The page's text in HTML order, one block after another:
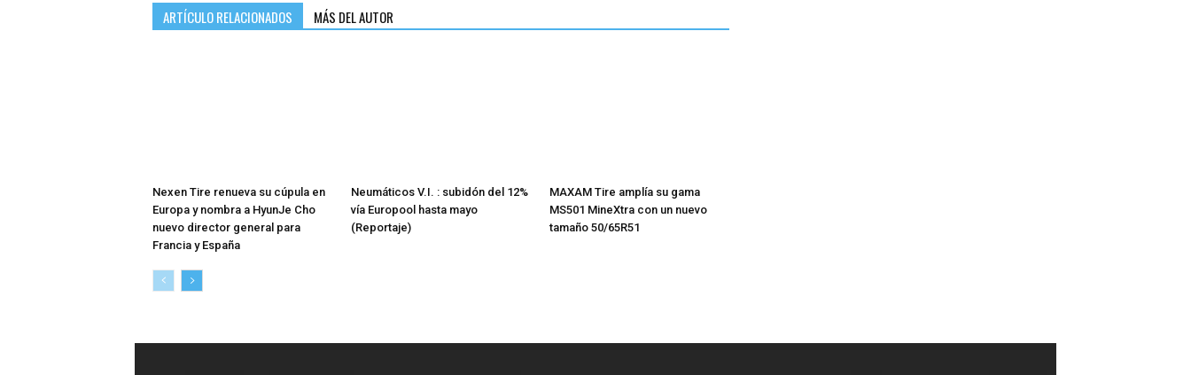
ARTÍCULO RELACIONADOS MÁS DEL AUTOR
Nexen Tire renueva su cúpula en
Europa y nombra a HyunJe Cho
nuevo director general para
Francia y España
Neumáticos V.I. : subidón del 12%
vía Europool hasta mayo
(Reportaje)
MAXAM Tire amplía su gama
MS501 MineXtra con un nuevo
tamaño 50/65R51